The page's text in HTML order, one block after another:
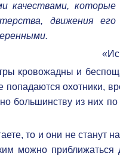
качествами,
движения
кровожадны и
попадаются охотники,
большинству из них
то и они не станут
можно приближаться